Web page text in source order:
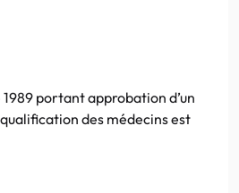
1989 portant approbation d’un
des médecins est